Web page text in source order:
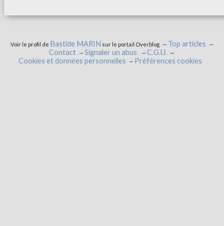
Voir le profil de Bastide MARIN sur le portail Overblog
Top articles
Contact
Signaler un abus
C.G.U.
Cookies et données personnelles
Préférences cookies